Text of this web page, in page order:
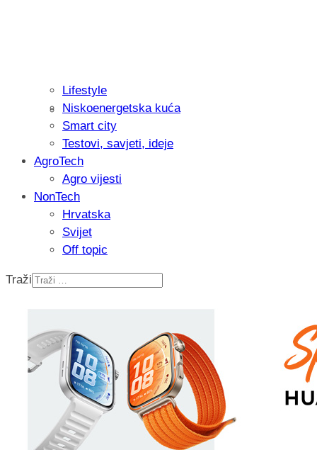
Isprobali smo: Thermostar
Lifestyle
Niskoenergetska kuća
Smart city
Testovi, savjeti, ideje
AgroTech
Agro vijesti
NonTech
Hrvatska
Svijet
Off topic
Traži